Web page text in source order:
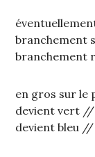
branchement
branchement
en gros sur le
devient vert //
devient bleu //